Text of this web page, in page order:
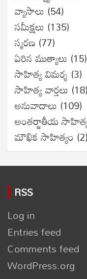
వ్యాసాలు (54)
సమీక్షలు (135)
స్మరణ (77)
ఏరిన ముత్యాలు (15)
సాహిత్య విమర్శ (3)
సాహిత్య వార్తలు (18)
అనువాదాలు (109)
అంతర్జాతీయ
మౌఖిక సాహిత్యం (2)
RSS
Log in
Entries feed
Comments feed
WordPress.org